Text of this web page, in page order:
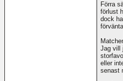
Förra
förlust
dock
Jag vill
eller
senast